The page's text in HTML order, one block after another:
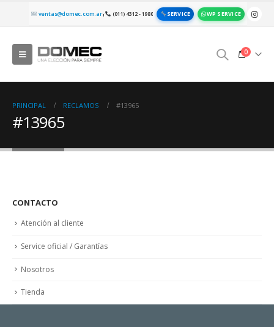
ventas@domec.com.ar| (011) 4312 - 1980 SERVICE WP SERVICE
0
PRINCIPAL RECLAMOS #13965
#13965
CONTACTO
Atención al cliente
Service oficial / Garantías
Nosotros
Tienda